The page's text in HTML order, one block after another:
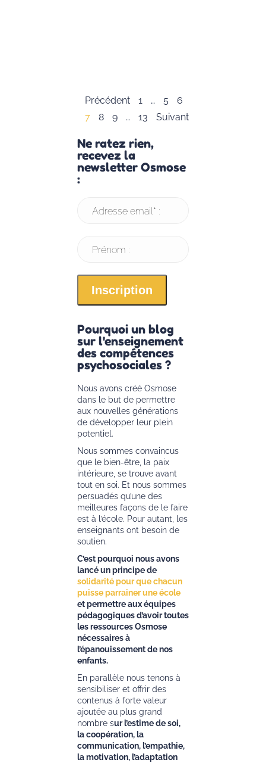
Précédent 1 … 5
6
7
8 9 … 13 Suivant
Ne ratez rien,
recevez la
newsletter Osmose
:
Adresse email* :
Prénom :
Pourquoi un blog
sur l'enseignement
des compétences
psychosociales ?
Nous avons créé Osmose
dans le but de permettre
aux nouvelles générations
de développer leur plein
potentiel.
Nous sommes convaincus
que le bien-être, la paix
intérieure, se trouve avant
tout en soi. Et nous sommes
persuadés qu’une des
meilleures façons de le faire
est à l’école. Pour autant, les
enseignants ont besoin de
soutien.
C’est pourquoi nous avons
lancé un principe de
solidarité pour que chacun
puisse parrainer une école
et permettre aux équipes
pédagogiques d’avoir toutes
les ressources Osmose
nécessaires à
l’épanouissement de nos
enfants.
En parallèle nous tenons à
sensibiliser et offrir des
contenus à forte valeur
ajoutée au plus grand
nombre sur l’estime de soi,
la coopération, la
communication, l’empathie,
la motivation, l’adaptation